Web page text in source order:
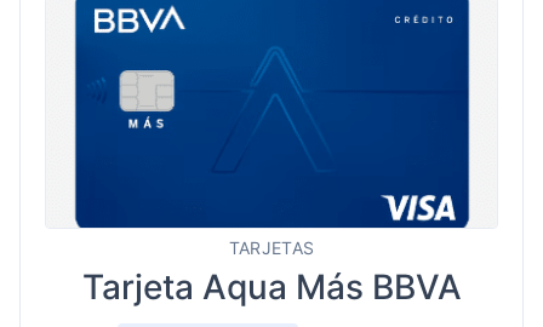
TARJETAS
Tarjeta Aqua Más BBVA